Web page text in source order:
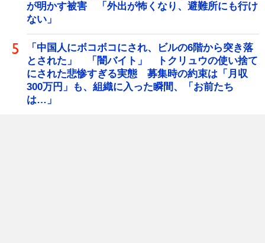
が明かす被害 「外出が怖くなり、避難所にも行け
ない」
「中国人にボコボコにされ、ビルの6階から突き落
とされた」 「闇バイト」 トクリュウの使い捨て
にされた悲惨すぎる実態 募集時の約束は「月収
300万円」も、組織に入った瞬間、「お前たち
は…」